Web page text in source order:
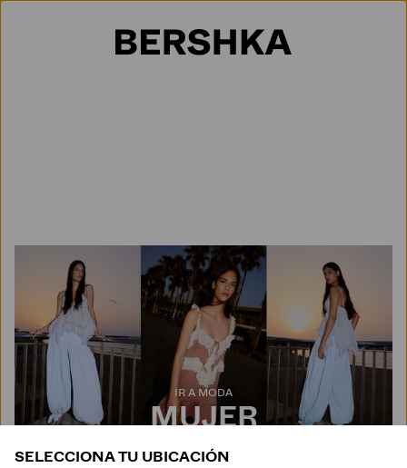
Selección de país
IR A MODA
MUJER
SELECCIONA TU UBICACIÓN